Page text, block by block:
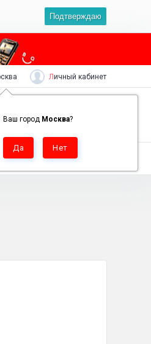
Подтверждаю
Ваш город Москва?
Личный кабинет
0 Корзина пуста
одеждой
USB кабель